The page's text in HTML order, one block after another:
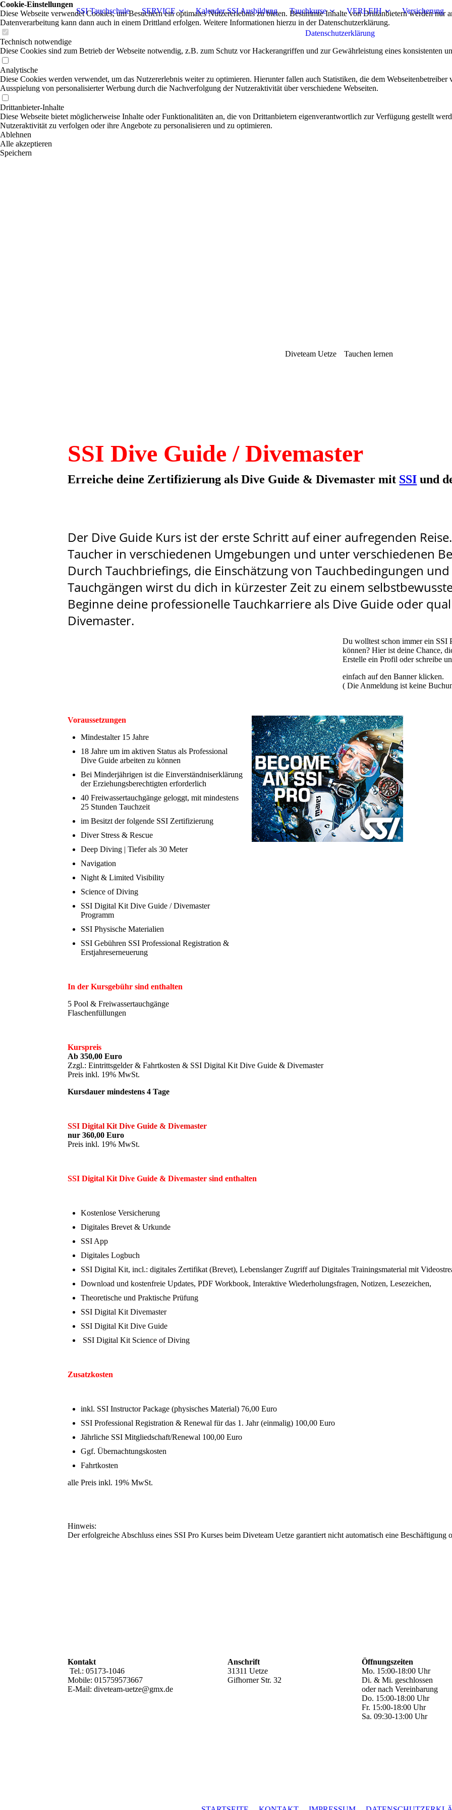
SSI Tauchschule SERVICE Kalender SSI Ausbildung Tauchkurse VERLEIH Versicherung
Datenschutzerklärung
Diveteam Uetze Tauchen lernen
SSI Dive Guide / Divemaster
Erreiche deine Zertifizierung als Dive Guide & Divemaster mit SSI und
Der Dive Guide Kurs ist der erste Schritt auf einer aufregenden
Taucher in verschiedenen Umgebungen und unter verschiedenen
Durch Tauchbriefings, die Einschätzung von Tauchbedingungen
Tauchgängen wirst du dich in kürzester Zeit zu einem
Beginne deine professionelle Tauchkarriere als Dive Guide oder
Divemaster.
Du wolltest schon immer ein SSI
können? Hier ist deine Chance,
Erstelle ein Profil oder schreibe
einfach auf den Banner klicken.
( Die Anmeldung ist keine
Voraussetzungen
Mindestalter 15 Jahre
18 Jahre um im aktiven Status als Professional
Dive Guide arbeiten zu können
Bei Minderjährigen ist die Einverständniserklärung
der Erziehungsberechtigten erforderlich
40 Freiwassertauchgänge geloggt, mit mindestens
25 Stunden Tauchzeit
im Besitzt der folgende SSI Zertifizierung
Diver Stress & Rescue
Deep Diving | Tiefer als 30 Meter
Navigation
Night & Limited Visibility
Science of Diving
SSI Digital Kit Dive Guide / Divemaster
Programm
SSI Physische Materialien
SSI Gebühren SSI Professional Registration &
Erstjahreserneuerung
In der Kursgebühr sind enthalten
5 Pool & Freiwassertauchgänge
Flaschenfüllungen
Kurspreis
Ab 350,00 Euro
Zzgl.: Eintrittsgelder & Fahrtkosten & SSI Digital Kit Dive Guide & Divemaster
Preis inkl. 19% MwSt.
Kursdauer mindestens 4 Tage
SSI Digital Kit Dive Guide & Divemaster
nur 360,00 Euro
Preis inkl. 19% MwSt.
SSI Digital Kit Dive Guide & Divemaster sind enthalten
Kostenlose Versicherung
Digitales Brevet & Urkunde
SSI App
Digitales Logbuch
SSI Digital Kit, incl.: digitales Zertifikat (Brevet), Lebenslanger Zugriff auf Digitales Trainingsmaterial mit
Download und kostenfreie Updates, PDF Workbook, Interaktive Wiederholungsfragen, Notizen, Lesezeichen,
Theoretische und Praktische Prüfung
SSI Digital Kit Divemaster
SSI Digital Kit Dive Guide
SSI Digital Kit Science of Diving
Zusatzkosten
inkl. SSI Instructor Package (physisches Material) 76,00 Euro
SSI Professional Registration & Renewal für das 1. Jahr (einmalig) 100,00 Euro
Jährliche SSI Mitgliedschaft/Renewal 100,00 Euro
Ggf. Übernachtungskosten
Fahrtkosten
alle Preis inkl. 19% MwSt.
Hinweis:
Der erfolgreiche Abschluss eines SSI Pro Kurses beim Diveteam Uetze garantiert nicht automatisch eine Beschäftigung
Kontakt
Tel.: 05173-1046
Mobile: 015759573667
E-Mail: diveteam-uetze@gmx.de
Anschrift
31311 Uetze
Gifhorner Str. 32
Öffnungszeiten
Mo. 15:00-18:00 Uhr
Di. & Mi. geschlossen
oder nach Vereinbarung
Do. 15:00-18:00 Uhr
Fr. 15:00-18:00 Uhr
Sa. 09:30-13:00 Uhr
Cookie-Einstellungen
Diese Webseite verwendet Cookies, um Besuchern ein optimales Nutzererlebnis zu bieten. Bestimmte Inhalte von Drittanbietern werden nur
Datenverarbeitung kann dann auch in einem Drittland erfolgen. Weitere Informationen hierzu in der Datenschutzerklärung.
Technisch notwendige
Diese Cookies sind zum Betrieb der Webseite notwendig, z.B. zum Schutz vor Hackerangriffen und zur Gewährleistung eines konsistenten
Analytische
Diese Cookies werden verwendet, um das Nutzererlebnis weiter zu optimieren. Hierunter fallen auch Statistiken, die dem
Ausspielung von personalisierter Werbung durch die Nachverfolgung der Nutzeraktivität über verschiedene Webseiten.
Drittanbieter-Inhalte
Diese Webseite bietet möglicherweise Inhalte oder Funktionalitäten an, die von Drittanbietern eigenverantwortlich zur Verfügung gestellt
Nutzeraktivität zu verfolgen oder ihre Angebote zu personalisieren und zu optimieren.
Ablehnen
Alle akzeptieren
Speichern